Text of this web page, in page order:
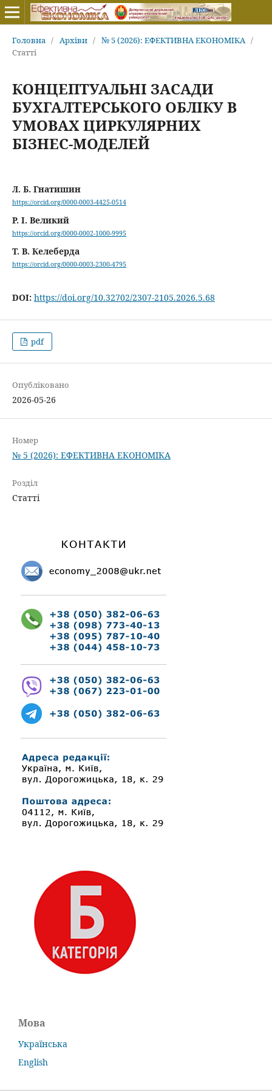
Головна / Архіви / № 5 (2026): ЕФЕКТИВНА ЕКОНОМІКА /
Статті
КОНЦЕПТУАЛЬНІ ЗАСАДИ
БУХГАЛТЕРСЬКОГО ОБЛІКУ В
УМОВАХ ЦИРКУЛЯРНИХ
БІЗНЕС-МОДЕЛЕЙ
Л. Б. Гнатишин
https://orcid.org/0000-0003-4425-0514
Р. І. Великий
https://orcid.org/0000-0002-1000-9995
Т. В. Келеберда
https://orcid.org/0000-0003-2300-4795
DOI: https://doi.org/10.32702/2307-2105.2026.5.68
pdf
Опубліковано
2026-05-26
Номер
№ 5 (2026): ЕФЕКТИВНА ЕКОНОМІКА
Розділ
Статті
Мова
Українська
English